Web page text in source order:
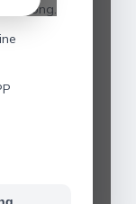
Phòng.